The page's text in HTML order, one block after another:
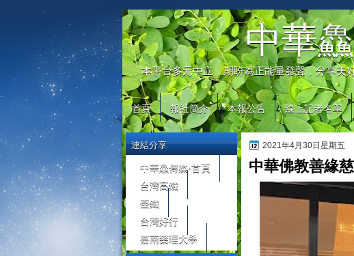
中華
本平台多元中立，期盼為正能量發聲，分享美
首頁 報社簡介 本報公告 線上記者名單
2021年4月30日星期五
中華佛教善緣
連結分享
中華鱻傳媒-首頁
台灣高鐵
臺鐵
台灣好行
嘉南藥理大學